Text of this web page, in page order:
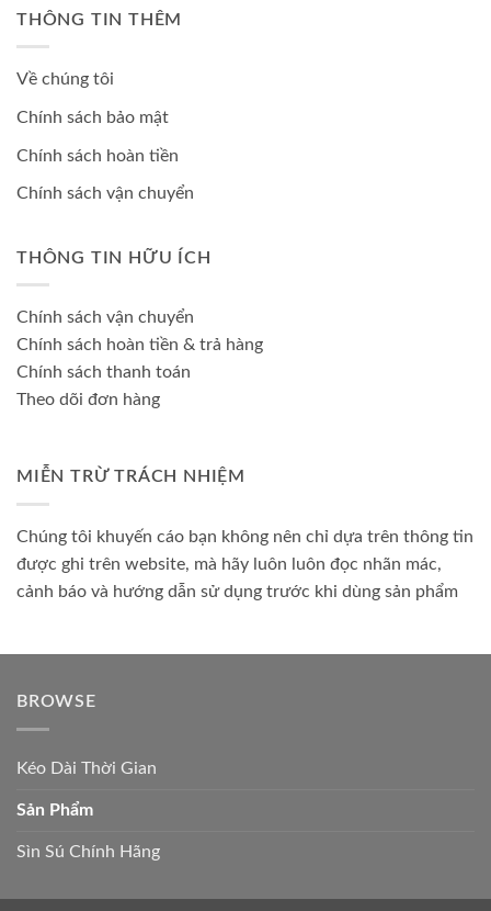
THÔNG TIN THÊM
Về chúng tôi
Chính sách bảo mật
Chính sách hoàn tiền
Chính sách vận chuyển
THÔNG TIN HỮU ÍCH
Chính sách vận chuyển
Chính sách hoàn tiền & trả hàng
Chính sách thanh toán
Theo dõi đơn hàng
MIỄN TRỪ TRÁCH NHIỆM
Chúng tôi khuyến cáo bạn không nên chỉ dựa trên thông tin
được ghi trên website, mà hãy luôn luôn đọc nhãn mác,
cảnh báo và hướng dẫn sử dụng trước khi dùng sản phẩm
BROWSE
Kéo Dài Thời Gian
Sản Phẩm
Sìn Sú Chính Hãng